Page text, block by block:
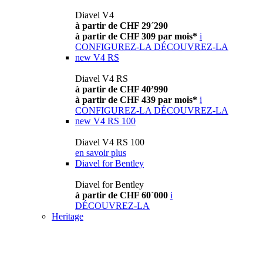
Diavel V4
à partir de CHF 29´290
à partir de CHF 309 par mois* i
CONFIGUREZ-LA DÉCOUVREZ-LA
new V4 RS
Diavel V4 RS
à partir de CHF 40’990
à partir de CHF 439 par mois* i
CONFIGUREZ-LA DÉCOUVREZ-LA
new V4 RS 100
Diavel V4 RS 100
en savoir plus
Diavel for Bentley
Diavel for Bentley
à partir de CHF 60´000 i
DÉCOUVREZ-LA
Heritage